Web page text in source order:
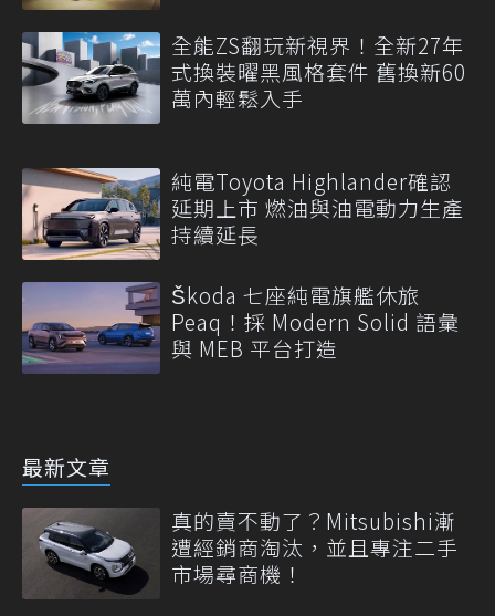
全能ZS翻玩新視界！全新27年
式換裝曜黑風格套件 舊換新60
萬內輕鬆入手
純電Toyota Highlander確認
延期上市 燃油與油電動力生產
持續延長
Škoda 七座純電旗艦休旅
Peaq！採 Modern Solid 語彙
與 MEB 平台打造
最新文章
真的賣不動了？Mitsubishi漸
遭經銷商淘汰，並且專注二手
市場尋商機！